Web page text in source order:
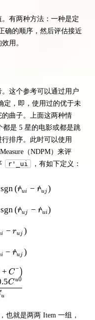
有两种方法：一种是定
确的顺序，然后评估接近
用。
这个参考可以通过用户
定，即，使用过的优于未
曲子。上面这两种情
都是 5 星的电影或都是跳
排序。此时可以使用
（NDPM）来评
r'_ui ，有如下定义：
j}
sgn(r
^ui − r
^uj )
sgn(r
^uj − r
^ui)
i − ruj )
i − r
^uj )
+ C− )
u
Cu0
，也就是两两 Item 一组，